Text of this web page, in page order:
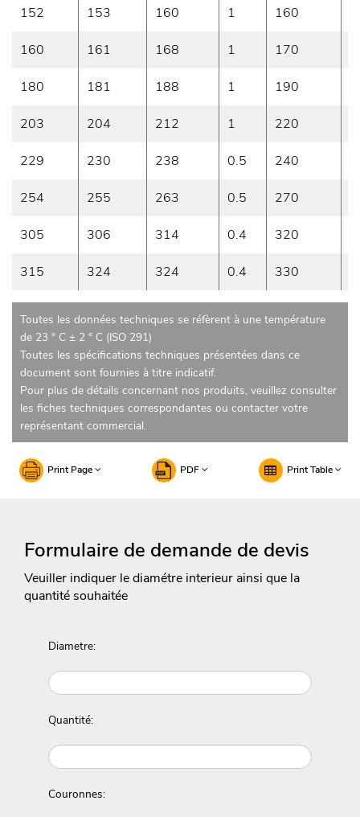
152 153 160 1 160
160 161 168 1 170
180 181 188 1 190
203 204 212 1 220
229 230 238 0.5 240
254 255 263 0.5 270
305 306 314 0.4 320
315 324 324 0.4 330
Toutes les données techniques se réfèrent à une température
de 23 ° C ± 2 ° C (ISO 291)
Toutes les spécifications techniques présentées dans ce
document sont fournies à titre indicatif.
Pour plus de détails concernant nos produits, veuillez consulter
les fiches techniques correspondantes ou contacter votre
représentant commercial.
Print Page PDF Print Table
Formulaire de demande de devis
Veuiller indiquer le diamétre interieur ainsi que la
quantité souhaitée
Diametre:
Quantité:
Couronnes: